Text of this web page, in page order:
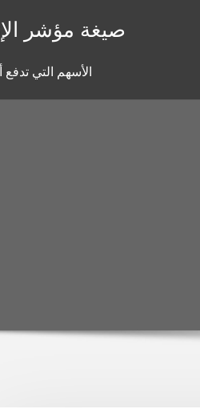
صيغة مؤشر
الأسهم التي تدفع